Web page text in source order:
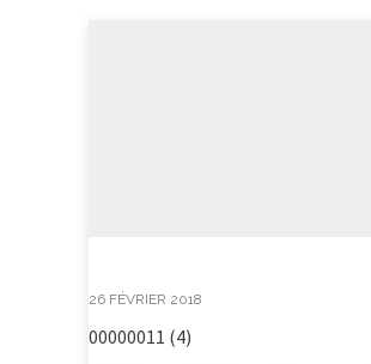
26 FÉVRIER 2018
00000011 (4)